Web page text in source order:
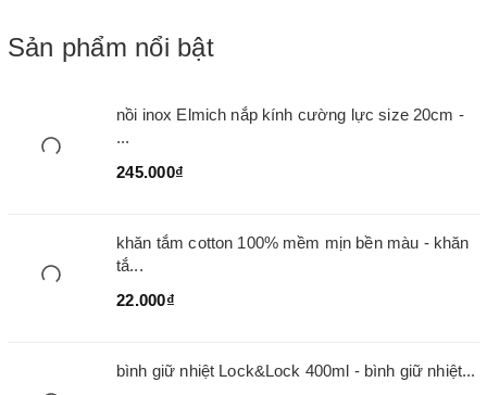
Sản phẩm nổi bật
nồi inox Elmich nắp kính cường lực size 20cm -
...
245.000₫
khăn tắm cotton 100% mềm mịn bền màu - khăn
tắ...
22.000₫
bình giữ nhiệt Lock&Lock 400ml - bình giữ nhiệt...